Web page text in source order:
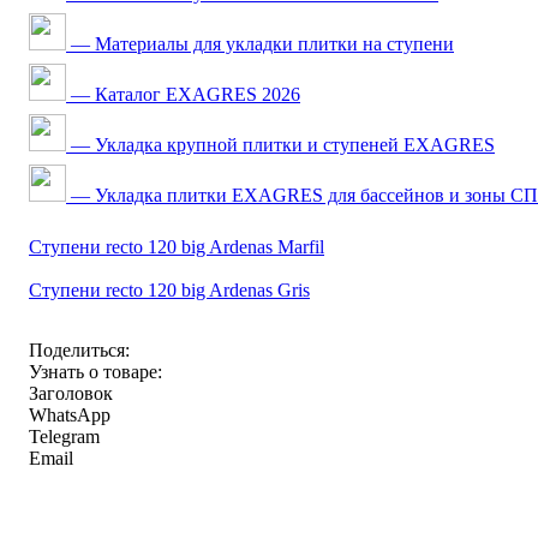
— Материалы для укладки плитки на ступени
— Каталог EXAGRES 2026
— Укладка крупной плитки и ступеней EXAGRES
— Укладка плитки EXAGRES для бассейнов и зоны
Ступени recto 120 big Ardenas Marfil
Ступени recto 120 big Ardenas Gris
Поделиться:
Узнать о товаре:
Заголовок
WhatsApp
Telegram
Email